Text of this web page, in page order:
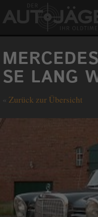
DER
0 1515 / 466 66 80
SE LANG
« Zurück zur Übersicht